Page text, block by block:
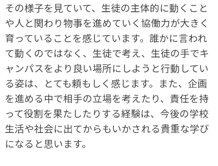
その様子を見ていて、生徒の主体的に動くこと
や人と関わり物事を進めていく協働力が大きく
育っていることを感じています。誰かに言われ
て動くのではなく、生徒で考え、生徒の手でキ
ャンパスをより良い場所にしようと行動してい
る姿は、とても頼もしく感じます。また、企画
を進める中で相手の立場を考えたり、責任を持
って役割を果たしたりする経験は、今後の学校
生活や社会に出てからもいかされる貴重な学び
になると思います。